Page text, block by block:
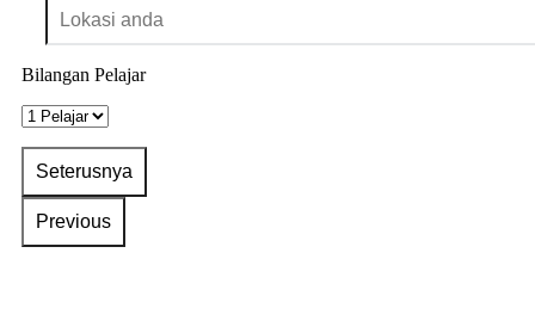
Bilangan Pelajar